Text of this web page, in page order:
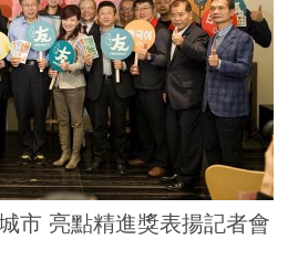
市 亮點精進獎表揚記者會